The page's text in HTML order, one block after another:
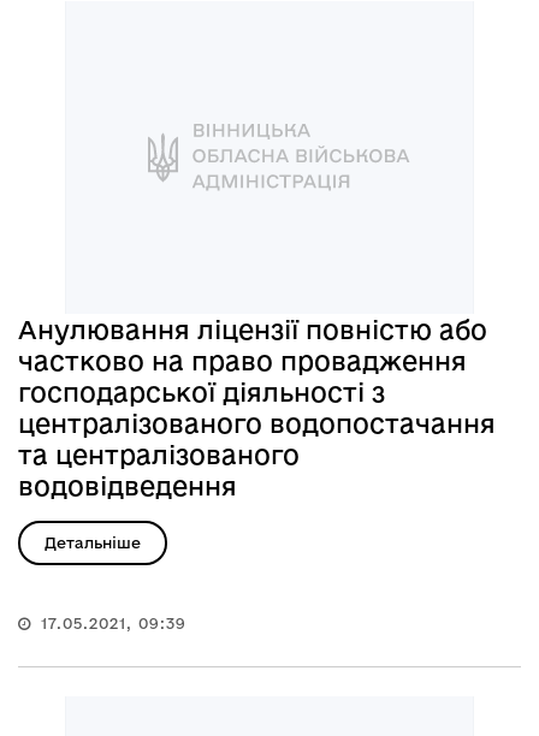
Анулювання ліцензії повністю або
частково на право провадження
господарської діяльності з
централізованого водопостачання
та централізованого
водовідведення
Детальніше
17.05.2021, 09:39